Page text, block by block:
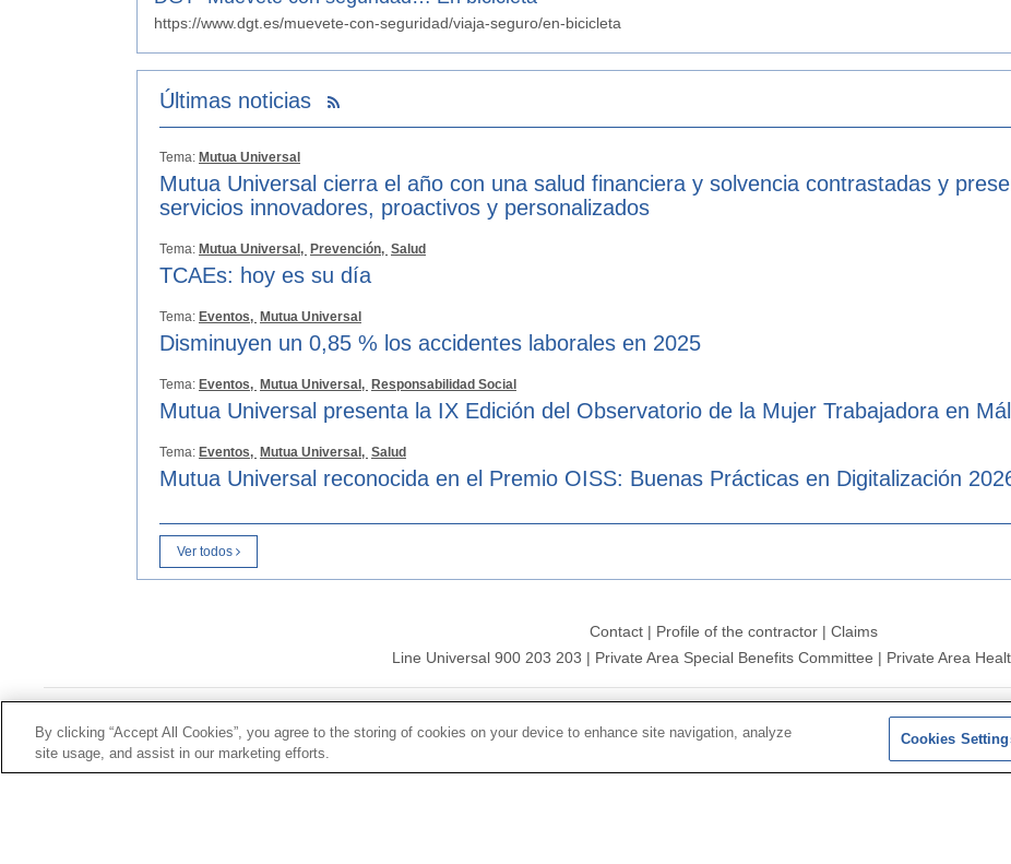
https://www.dgt.es/muevete-con-seguridad/viaja-seguro/en-bicicleta
Últimas noticias
Tema: Mutua Universal
Mutua Universal cierra el año con una salud financiera y solvencia contrastadas y
servicios innovadores, proactivos y personalizados
Tema: Mutua Universal, Prevención, Salud
TCAEs: hoy es su día
Tema: Eventos, Mutua Universal
Disminuyen un 0,85 % los accidentes laborales en 2025
Tema: Eventos, Mutua Universal, Responsabilidad Social
Mutua Universal presenta la IX Edición del Observatorio de la Mujer Trabajadora en
Tema: Eventos, Mutua Universal, Salud
Mutua Universal reconocida en el Premio OISS: Buenas Prácticas en Digitalización
Ver todos
Contact | Profile of the contractor | Claims
Line Universal 900 203 203 | Private Area Special Benefits Committee | Private Area
Data protection Policy | Politics
By clicking “Accept All Cookies”, you agree to the storing of cookies on your device to enhance site navigation, analyze
site usage, and assist in our marketing efforts.
Cookies